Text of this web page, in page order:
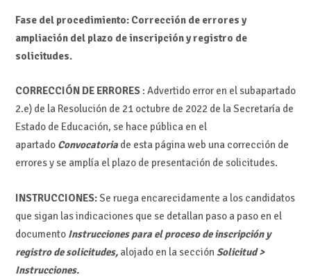
Fase del procedimiento: Corrección de errores y
ampliación del plazo de inscripción y registro de
solicitudes.
CORRECCIÓN DE ERRORES: Advertido error en el subapartado
2.e) de la Resolución de 21 octubre de 2022 de la Secretaría de
Estado de Educación, se hace pública en el
apartado Convocatoria de esta página web una corrección de
errores y se amplía el plazo de presentación de solicitudes.
INSTRUCCIONES:Se ruega encarecidamente a los candidatos
que sigan las indicaciones que se detallan paso a paso en el
documento Instrucciones para el proceso de inscripción y
registro de solicitudes,alojado en la sección Solicitud >
Instrucciones.